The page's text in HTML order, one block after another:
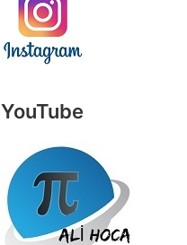
YouTube